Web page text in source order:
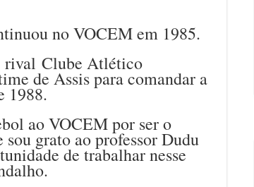
no VOCEM em 1985.
rival Clube Atlético
de Assis para comandar a
1988.
ao VOCEM por ser o
grato ao professor Dudu
de trabalhar nesse